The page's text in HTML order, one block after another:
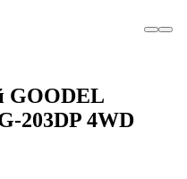
GOODEL
203DP 4WD